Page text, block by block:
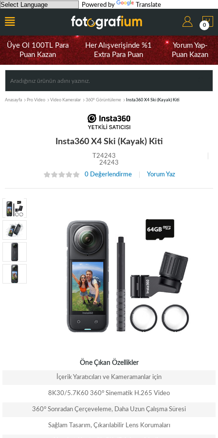
Powered by Translate
0
Üye Ol 100TL Para
Puan Kazan
Her Alışverişinde %1
Extra Para Puan
Yorum Yap-
Puan Kazan
Anasayfa Pro Video Video Kameralar 360° Görüntüleme Insta360 X4 Ski (Kayak) Kiti
Insta360 X4 Ski (Kayak) Kiti
T24243
24243
0 Değerlendirme
Yorum Yaz
Öne Çıkan Özellikler
İçerik Yaratıcıları ve Kameramanlar için
8K30/5.7K60 360° Sinematik H.265 Video
360° Sonradan Çerçeveleme, Daha Uzun Çalışma Süresi
Sağlam Tasarım, Çıkarılabilir Lens Korumaları